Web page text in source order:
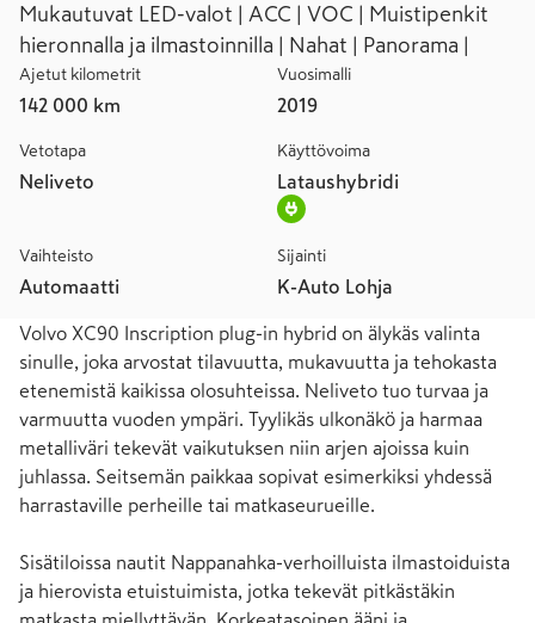
Mukautuvat LED-valot | ACC | VOC | Muistipenkit
hieronnalla ja ilmastoinnilla | Nahat | Panorama |
Ajetut kilometrit
142 000 km
Vuosimalli
2019
Vetotapa
Neliveto
Käyttövoima
Lataushybridi
Vaihteisto
Automaatti
Sijainti
K-Auto Lohja
Volvo XC90 Inscription plug-in hybrid on älykäs valinta
sinulle, joka arvostat tilavuutta, mukavuutta ja tehokasta
etenemistä kaikissa olosuhteissa. Neliveto tuo turvaa ja
varmuutta vuoden ympäri. Tyylikäs ulkonäkö ja harmaa
metalliväri tekevät vaikutuksen niin arjen ajoissa kuin
juhlassa. Seitsemän paikkaa sopivat esimerkiksi yhdessä
harrastaville perheille tai matkaseurueille.
Sisätiloissa nautit Nappanahka-verhoilluista ilmastoiduista
ja hierovista etuistuimista, jotka tekevät pitkästäkin